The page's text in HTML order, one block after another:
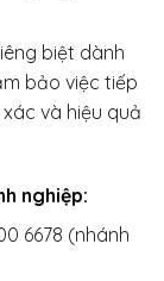
biệt dành
bảo việc tiếp
và hiệu quả
nghiệp:
6678 (nhánh